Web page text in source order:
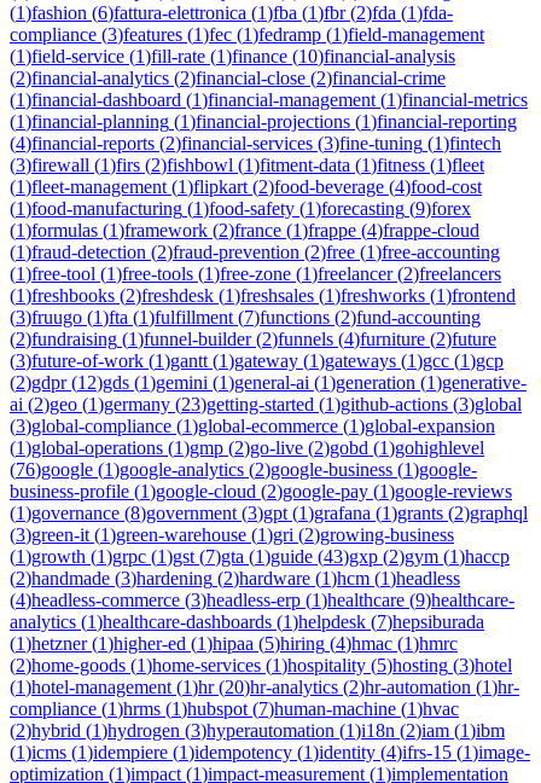
(1)fashion (6)fattura-elettronica (1)fba (1)fbr(2)fda (1)fda-
compliance (3)features (1)fec (1)fedramp (1)field-management
(1)field-service (1)fill-rate (1)finance (10)financial-analysis
(2)financial-analytics (2)financial-close (2)financial-crime
(1)financial-dashboard (1)financial-management (1)financial-metrics
(1)financial-planning (1)financial-projections (1)financial-reporting
(4)financial-reports (2)financial-services (3)fine-tuning (1)fintech
(3)firewall (1)firs (2)fishbowl (1)fitment-data (1)fitness (1)fleet
(1)fleet-management (1)flipkart (2)food-beverage (4)food-cost
(1)food-manufacturing (1)food-safety (1)forecasting (9)forex
(1)formulas (1)framework (2)france (1)frappe (4)frappe-cloud
(1)fraud-detection (2)fraud-prevention (2)free (1)free-accounting
(1)free-tool (1)free-tools (1)free-zone (1)freelancer(2)freelancers
(1)freshbooks (2)freshdesk (1)freshsales (1)freshworks (1)frontend
(3)fruugo (1)fta (1)fulfillment (7)functions (2)fund-accounting
(2)fundraising (1)funnel-builder(2)funnels (4)furniture (2)future
(3)future-of-work (1)gantt (1)gateway (1)gateways (1)gcc (1)gcp
(2)gdpr(12)gds (1)gemini (1)general-ai (1)generation (1)generative-
ai (2)geo (1)germany (23)getting-started (1)github-actions (3)global
(3)global-compliance (1)global-ecommerce (1)global-expansion
(1)global-operations (1)gmp (2)go-live (2)gobd (1)gohighlevel
(76)google (1)google-analytics (2)google-business (1)google-
business-profile (1)google-cloud (2)google-pay (1)google-reviews
(1)governance (8)government (3)gpt (1)grafana (1)grants (2)graphql
(3)green-it (1)green-warehouse (1)gri (2)growing-business
(1)growth (1)grpc (1)gst (7)gta (1)guide (43)gxp (2)gym (1)haccp
(2)handmade (3)hardening (2)hardware (1)hcm (1)headless
(4)headless-commerce (3)headless-erp (1)healthcare (9)healthcare-
analytics (1)healthcare-dashboards (1)helpdesk (7)hepsiburada
(1)hetzner(1)higher-ed (1)hipaa (5)hiring (4)hmac (1)hmrc
(2)home-goods (1)home-services (1)hospitality (5)hosting (3)hotel
(1)hotel-management (1)hr(20)hr-analytics (2)hr-automation (1)hr-
compliance (1)hrms (1)hubspot (7)human-machine (1)hvac
(2)hybrid (1)hydrogen (3)hyperautomation (1)i18n (2)iam (1)ibm
(1)icms (1)idempiere (1)idempotency (1)identity (4)ifrs-15 (1)image-
optimization (1)impact (1)impact-measurement (1)implementation